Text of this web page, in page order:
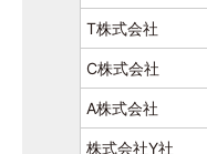
T株式会社
C株式会社
A株式会社
株式会社Y社